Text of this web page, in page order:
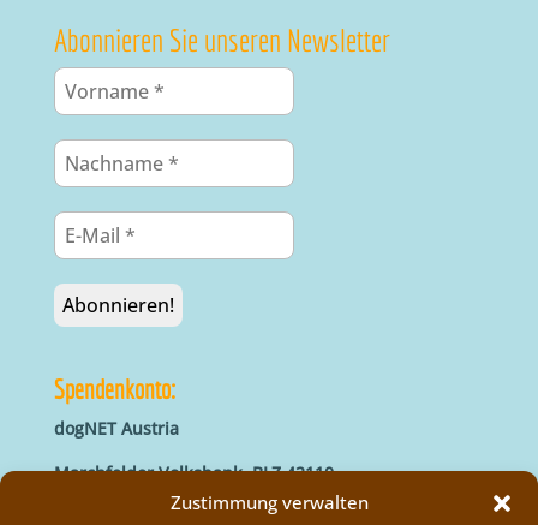
Zustimmung verwalten
Abonnieren Sie unseren Newsletter
Spendenkonto:
dogNET Austria
Marchfelder Volksbank, BLZ 42110
IBAN: AT66 4211 0421 5000 0000